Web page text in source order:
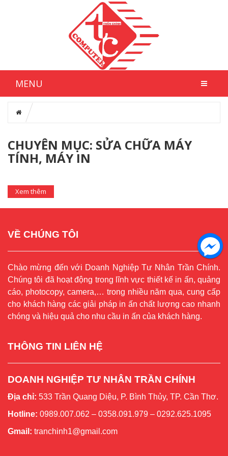
MENU
CHUYÊN MỤC: SỬA CHỮA MÁY
TÍNH, MÁY IN
Xem thêm
VỀ CHÚNG TÔI
Chào mừng đến với Doanh Nghiệp Tư Nhân Trần Chính.
Chúng tôi đã hoạt động trong lĩnh vực thiết kế in ấn, quảng
cáo, photocopy, camera,… trong nhiều năm qua, cung cấp
cho khách hàng các giải pháp in ấn chất lượng cao nhanh
chóng và hiệu quả cho nhu cầu in ấn của khách hàng.
THÔNG TIN LIÊN HỆ
DOANH NGHIỆP TƯ NHÂN TRẦN CHÍNH
Địa chỉ: 533 Trần Quang Diệu, P. Bình Thủy, TP. Cần Thơ.
Hotline: 0989.007.062 – 0358.091.979 – 0292.625.1095
Gmail: tranchinh1@gmail.com